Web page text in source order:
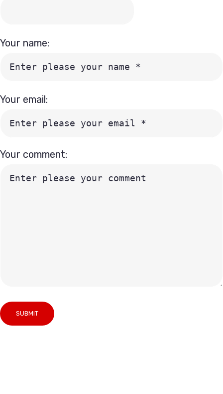
Your comment:
Your name:
Your email: